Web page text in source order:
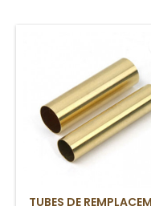
TUBES DE